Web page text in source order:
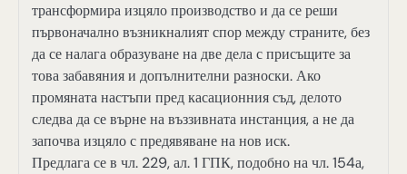
трансформира изцяло производство и да се реши
първоначално възникналият спор между страните, без
да се налага образуване на две дела с присъщите за
това забавяния и допълнителни разноски. Ако
промяната настъпи пред касационния съд, делото
следва да се върне на въззивната инстанция, а не да
започва изцяло с предявяване на нов иск.
Предлага се в чл. 229, ал. 1 ГПК, подобно на чл. 154а,